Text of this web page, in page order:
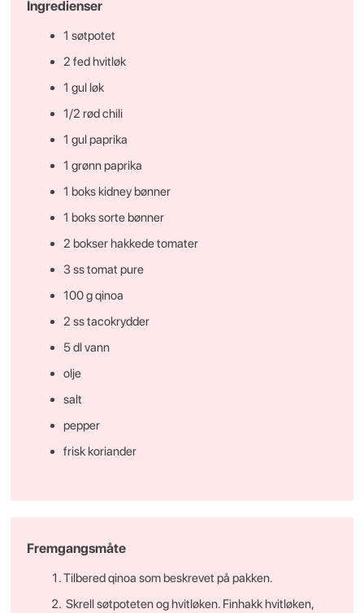
Ingredienser
1 søtpotet
2 fed hvitløk
1 gul løk
1/2 rød chili
1 gul paprika
1 grønn paprika
1 boks kidney bønner
1 boks sorte bønner
2 bokser hakkede tomater
3 ss tomat pure
100 g qinoa
2 ss tacokrydder
5 dl vann
olje
salt
pepper
frisk koriander
Fremgangsmåte
Tilbered qinoa som beskrevet på pakken.
Skrell søtpoteten og hvitløken. Finhakk hvitløken,